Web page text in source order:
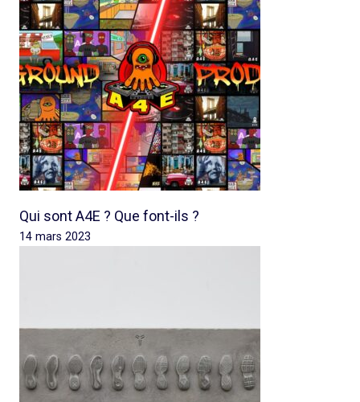
Qui sont A4E ? Que font-ils ?
14 mars 2023